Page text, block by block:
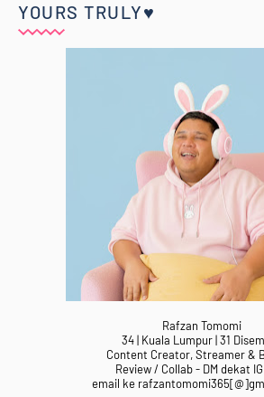
YOURS TRULY♥
Rafzan Tomomi
34 | Kuala Lumpur | 31
Content Creator, Streamer &
Review / Collab - DM dekat
email ke